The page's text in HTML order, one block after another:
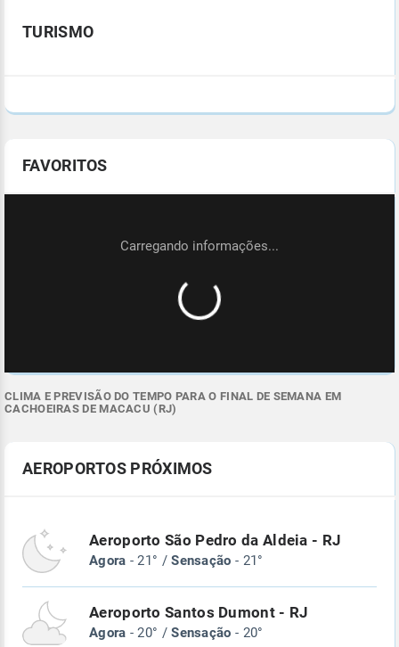
TURISMO
FAVORITOS
CLIMA E PREVISÃO DO TEMPO PARA O FINAL DE SEMANA EM
CACHOEIRAS DE MACACU (RJ)
AEROPORTOS PRÓXIMOS
Aeroporto São Pedro da Aldeia - RJ
Agora - 21° /Sensação - 21°
Aeroporto Santos Dumont - RJ
Agora - 20° /Sensação - 20°